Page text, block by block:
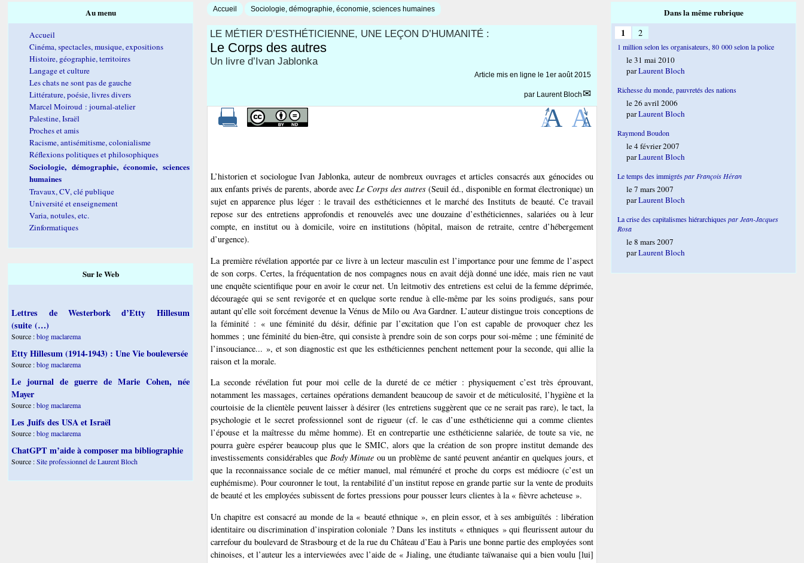
Accueil Sociologie, démographie, économie, sciences humaines
LE MÉTIER D’ESTHÉTICIENNE, UNE LEÇON D’HUMANITÉ :
Le Corps des autres
Un livre d’Ivan Jablonka
Article mis en ligne le 1er août 2015
par Laurent Bloch
L’historien et sociologue Ivan Jablonka, auteur de nombreux ouvrages et articles consacrés aux génocides ou
aux enfants privés de parents, aborde avec Le Corps des autres (Seuil éd., disponible en format électronique) un
sujet en apparence plus léger : le travail des esthéticiennes et le marché des Instituts de beauté. Ce travail
repose sur des entretiens approfondis et renouvelés avec une douzaine d’esthéticiennes, salariées ou à leur
compte, en institut ou à domicile, voire en institutions (hôpital, maison de retraite, centre d’hébergement
d’urgence).
La première révélation apportée par ce livre à un lecteur masculin est l’importance pour une femme de l’aspect
de son corps. Certes, la fréquentation de nos compagnes nous en avait déjà donné une idée, mais rien ne vaut
une enquête scientifique pour en avoir le cœur net. Un leitmotiv des entretiens est celui de la femme déprimée,
découragée qui se sent revigorée et en quelque sorte rendue à elle-même par les soins prodigués, sans pour
autant qu’elle soit forcément devenue la Vénus de Milo ou Ava Gardner. L’auteur distingue trois conceptions de
la féminité : « une féminité du désir, définie par l’excitation que l’on est capable de provoquer chez les
hommes ; une féminité du bien-être, qui consiste à prendre soin de son corps pour soi-même ; une féminité de
l’insouciance... », et son diagnostic est que les esthéticiennes penchent nettement pour la seconde, qui allie la
raison et la morale.
La seconde révélation fut pour moi celle de la dureté de ce métier : physiquement c’est très éprouvant,
notamment les massages, certaines opérations demandent beaucoup de savoir et de méticulosité, l’hygiène et la
courtoisie de la clientèle peuvent laisser à désirer (les entretiens suggèrent que ce ne serait pas rare), le tact, la
psychologie et le secret professionnel sont de rigueur (cf. le cas d’une esthéticienne qui a comme clientes
l’épouse et la maîtresse du même homme). Et en contrepartie une esthéticienne salariée, de toute sa vie, ne
pourra guère espérer beaucoup plus que le SMIC, alors que la création de son propre institut demande des
investissements considérables que Body Minute ou un problème de santé peuvent anéantir en quelques jours, et
que la reconnaissance sociale de ce métier manuel, mal rémunéré et proche du corps est médiocre (c’est un
euphémisme). Pour couronner le tout, la rentabilité d’un institut repose en grande partie sur la vente de produits
de beauté et les employées subissent de fortes pressions pour pousser leurs clientes à la « fièvre acheteuse ».
Un chapitre est consacré au monde de la « beauté ethnique », en plein essor, et à ses ambiguïtés : libération
identitaire ou discrimination d’inspiration coloniale ? Dans les instituts « ethniques » qui fleurissent autour du
carrefour du boulevard de Strasbourg et de la rue du Château d’Eau à Paris une bonne partie des employées sont
chinoises, et l’auteur les a interviewées avec l’aide de « Jialing, une étudiante taïwanaise qui a bien voulu [lui]
Au menu
Accueil
Cinéma, spectacles, musique, expositions
Histoire, géographie, territoires
Langage et culture
Les chats ne sont pas de gauche
Littérature, poésie, livres divers
Marcel Moiroud : journal-atelier
Palestine, Israël
Proches et amis
Racisme, antisémitisme, colonialisme
Réflexions politiques et philosophiques
Sociologie, démographie, économie, sciences
humaines
Travaux, CV, clé publique
Université et enseignement
Varia, notules, etc.
Zinformatiques
Sur le Web
Lettres de Westerbork d’Etty Hillesum
(suite (…)
Source :blog maclarema
Etty Hillesum (1914-1943) : Une Vie bouleversée
Source :blog maclarema
Le journal de guerre de Marie Cohen, née
Mayer
Source :blog maclarema
Les Juifs des USA et Israël
Source :blog maclarema
ChatGPT m’aide à composer ma bibliographie
Source :Site professionnel de Laurent Bloch
Dans la même rubrique
1 2
1 million selon les organisateurs, 80 000 selon la police
le 31 mai 2010
parLaurent Bloch
Richesse du monde, pauvretés des nations
le 26 avril 2006
parLaurent Bloch
Raymond Boudon
le 4 février 2007
parLaurent Bloch
Le temps des immigréspar François Héran
le 7 mars 2007
parLaurent Bloch
La crise des capitalismes hiérarchiquespar Jean-Jacques
Rosa
le 8 mars 2007
parLaurent Bloch